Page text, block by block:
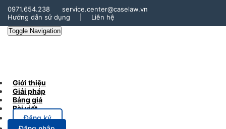
0971.654.238
service.center@caselaw.vn
Hướng dẫn sử dụng
Liên hệ
Toggle Navigation
Giới thiệu
Giải pháp
Bảng giá
Bài viết
Đăng ký